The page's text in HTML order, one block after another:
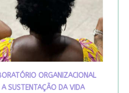
ORGANIZACIONAL
A SUSTENTAÇÃO DA VIDA